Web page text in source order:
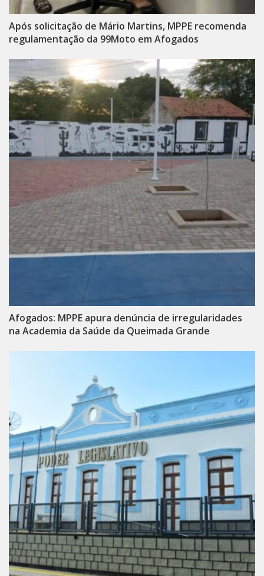
Após solicitação de Mário Martins, MPPE recomenda
regulamentação da 99Moto em Afogados
Afogados: MPPE apura denúncia de irregularidades
na Academia da Saúde da Queimada Grande